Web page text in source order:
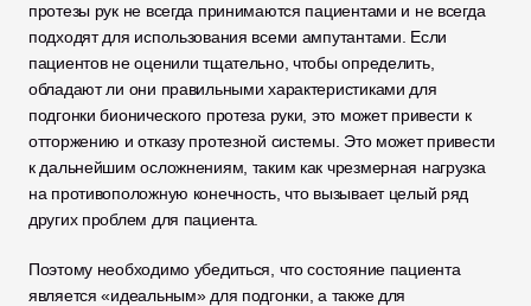
протезы рук не всегда принимаются пациентами и не всегда
подходят для использования всеми ампутантами. Если
пациентов не оценили тщательно, чтобы определить,
обладают ли они правильными характеристиками для
подгонки бионического протеза руки, это может привести к
отторжению и отказу протезной системы. Это может привести
к дальнейшим осложнениям, таким как чрезмерная нагрузка
на противоположную конечность, что вызывает целый ряд
других проблем для пациента.
Поэтому необходимо убедиться, что состояние пациента
является «идеальным» для подгонки, а также для